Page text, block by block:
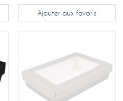
Ajouter aux favoris